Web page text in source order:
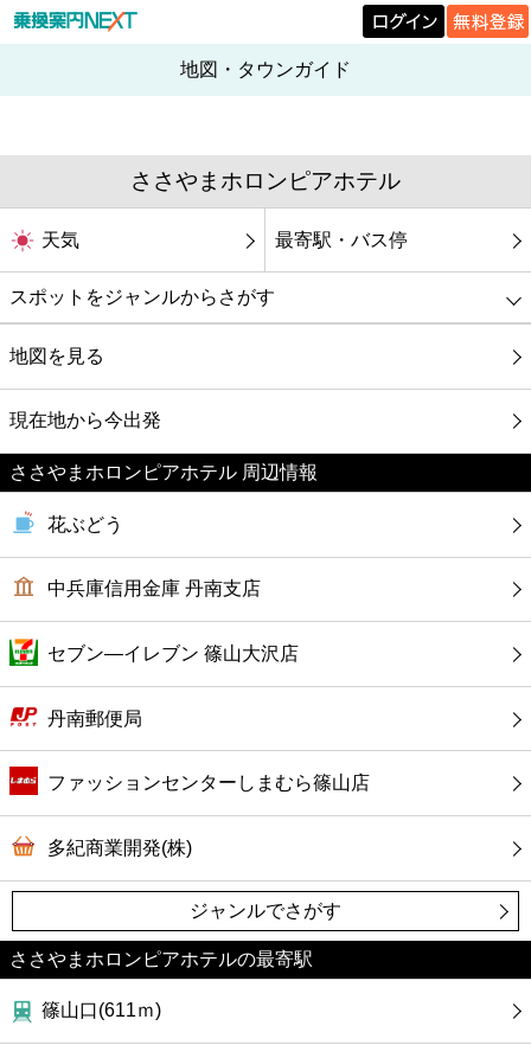
地図・タウンガイド
ささやまホロンピアホテル
天気 最寄駅・バス停
スポットをジャンルからさがす
グルメ
映画
美容
ファミレス
ファーストフード
地図を見る
現在地から今出発
ささやまホロンピアホテル 周辺情報
花ぶどう
中兵庫信用金庫 丹南支店
セブン―イレブン 篠山大沢店
丹南郵便局
ファッションセンターしまむら篠山店
多紀商業開発(株)
ジャンルでさがす
ささやまホロンピアホテルの最寄駅
篠山口(611ｍ)